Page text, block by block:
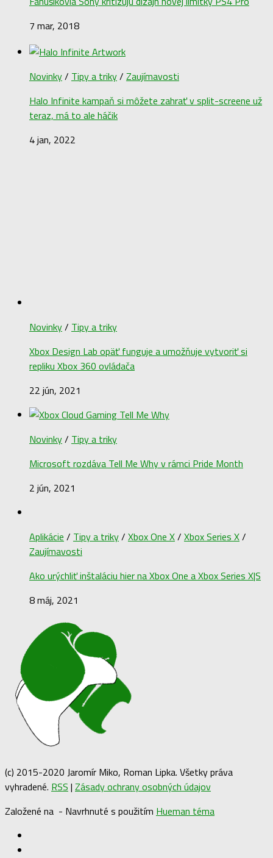
7 mar, 2018
Novinky/ Tipy a triky/ Zaujímavosti
Halo Infinite kampaň si môžete zahrať v split-screene už
teraz, má to ale háčik
4 jan, 2022
Novinky/ Tipy a triky
Xbox Design Lab opäť funguje a umožňuje vytvoriť si
repliku Xbox 360 ovládača
22 jún, 2021
Novinky/ Tipy a triky
Microsoft rozdáva Tell Me Why v rámci Pride Month
2 jún, 2021
Aplikácie / Tipy a triky/ Xbox One X/ Xbox Series X/
Zaujímavosti
Ako urýchliť inštaláciu hier na Xbox One a Xbox Series X|S
8 máj, 2021
(c) 2015-2020 Jaromír Miko, Roman Lipka. Všetky práva
vyhradené. RSS | Zásady ochrany osobných údajov
Založené na - Navrhnuté s použitím Hueman téma